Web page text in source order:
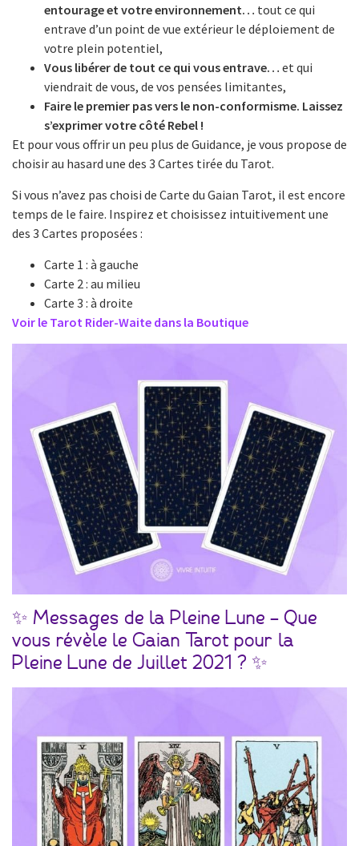
entourage et votre environnement… tout ce qui
entrave d’un point de vue extérieur le déploiement de
votre plein potentiel,
Vous libérer de tout ce qui vous entrave… et qui
viendrait de vous, de vos pensées limitantes,
Faire le premier pas vers le non-conformisme. Laissez
s’exprimer votre côté Rebel !
Et pour vous offrir un peu plus de Guidance, je vous propose de
choisir au hasard une des 3 Cartes tirée du Tarot.
Si vous n’avez pas choisi de Carte du Gaian Tarot, il est encore
temps de le faire. Inspirez et choisissez intuitivement une
des 3 Cartes proposées :
Carte 1 : à gauche
Carte 2 : au milieu
Carte 3 : à droite
Voir le Tarot Rider-Waite dans la Boutique
✨ Messages de la Pleine Lune – Que
vous révèle le Gaian Tarot pour la
Pleine Lune de Juillet 2021 ? ✨